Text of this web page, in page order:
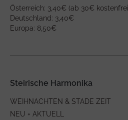
Österreich: 3,40€ (ab 30€
Deutschland: 3,40€
Europa: 8,50€
Steirische Harmonika
WEIHNACHTEN & STADE ZEIT
NEU + AKTUELL